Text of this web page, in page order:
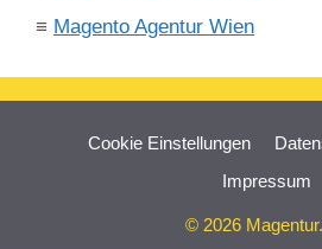
≡ Magento Agentur Wien
Cookie Einstellungen
Impressum
© 2026